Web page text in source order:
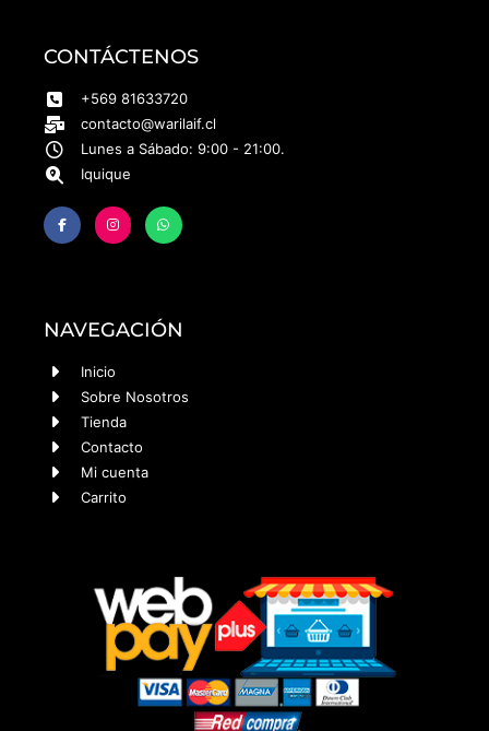
CONTÁCTENOS
+569 81633720
contacto@warilaif.cl
Lunes a Sábado: 9:00 - 21:00.
Iquique
NAVEGACIÓN
Inicio
Sobre Nosotros
Tienda
Contacto
Mi cuenta
Carrito